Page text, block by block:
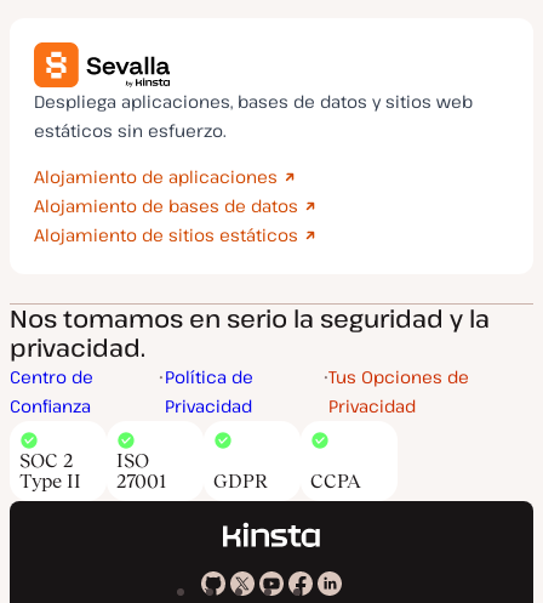
Despliega aplicaciones, bases de datos y sitios web
estáticos sin esfuerzo.
Alojamiento de aplicaciones
Alojamiento de bases de datos
Alojamiento de sitios estáticos
Nos tomamos en serio la seguridad y la
privacidad.
Centro de
Confianza
Política de
Privacidad
Tus Opciones de
Privacidad
SOC 2
Type II
ISO
27001
GDPR CCPA